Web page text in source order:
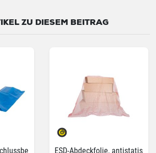
ZU DIESEM BEITRAG
ESD-Abdeckfolie, antistatis